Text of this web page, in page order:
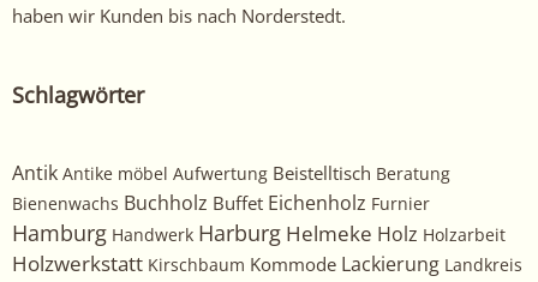
haben wir Kunden bis nach Norderstedt.
Schlagwörter
Antik Antike möbel Aufwertung Beistelltisch Beratung
Bienenwachs Buchholz Buffet Eichenholz Furnier
Hamburg Handwerk Harburg Helmeke Holz Holzarbeit
Holzwerkstatt Kirschbaum Kommode Lackierung Landkreis